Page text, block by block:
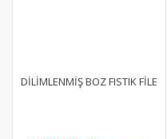
DİLİMLENMİŞ BOZ FISTIK FİLE